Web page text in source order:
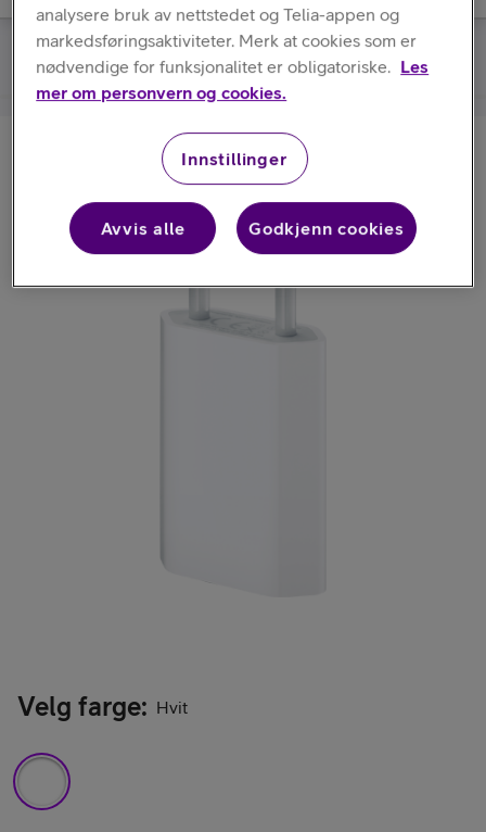
Apple/USB Charger
USB Charger
Velg farge: Hvit
analysere bruk av nettstedet og Telia-appen og
markedsføringsaktiviteter. Merk at cookies som er
nødvendige for funksjonalitet er obligatoriske. Les
mer om personvern og cookies.
Innstillinger
Avvis alle Godkjenn cookies